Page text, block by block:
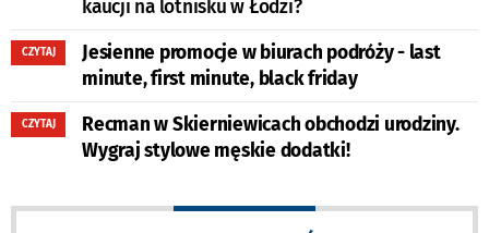
kaucji na lotnisku w Łodzi?
CZYTAJ
Jesienne promocje w biurach podróży - last
minute, first minute, black friday
CZYTAJ
Recman w Skierniewicach obchodzi urodziny.
Wygraj stylowe męskie dodatki!